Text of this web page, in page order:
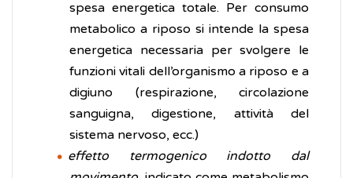
spesa energetica totale. Per consumo
metabolico a riposo si intende la spesa
energetica necessaria per svolgere le
funzioni vitali dell’organismo a riposo e a
digiuno (respirazione, circolazione
sanguigna, digestione, attività del
sistema nervoso, ecc.)
effetto termogenico indotto dal